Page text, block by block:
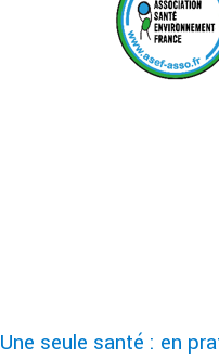
Une seule santé : en